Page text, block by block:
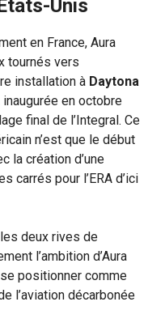
Unis
en France, Aura
tournés vers
installation à Daytona
en octobre
final de l’Integral. Ce
n’est que le début
la création d’une
carrés pour l’ERA d’ici
deux rives de
l’ambition d’Aura
positionner comme
l’aviation décarbonée